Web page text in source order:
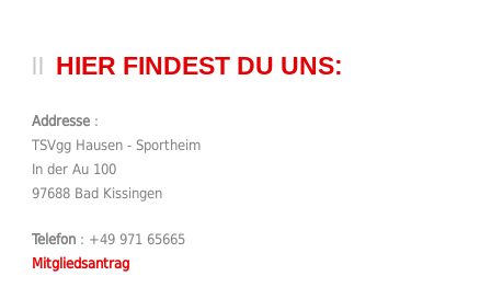
HIER FINDEST DU UNS:
Addresse :
TSVgg Hausen - Sportheim
In der Au 100
97688 Bad Kissingen
Telefon : +49 971 65665
Mitgliedsantrag